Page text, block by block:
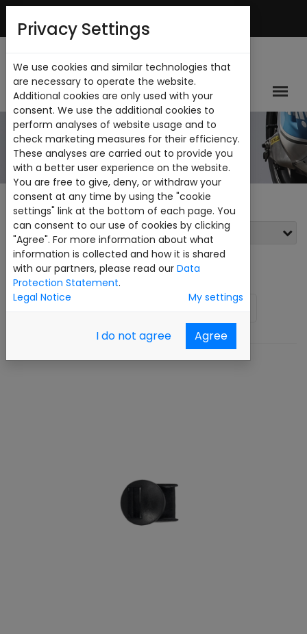
CATALOGO
Filtros
Ver: 24
Nombre (A - Z)
Privacy Settings
We use cookies and similar technologies that
are necessary to operate the website.
Additional cookies are only used with your
consent. We use the additional cookies to
perform analyses of website usage and to
check marketing measures for their efficiency.
These analyses are carried out to provide you
with a better user experience on the website.
You are free to give, deny, or withdraw your
consent at any time by using the "cookie
settings" link at the bottom of each page. You
can consent to our use of cookies by clicking
"Agree". For more information about what
information is collected and how it is shared
with our partners, please read our Data
Protection Statement.
Legal Notice
My settings
I do not agree Agree